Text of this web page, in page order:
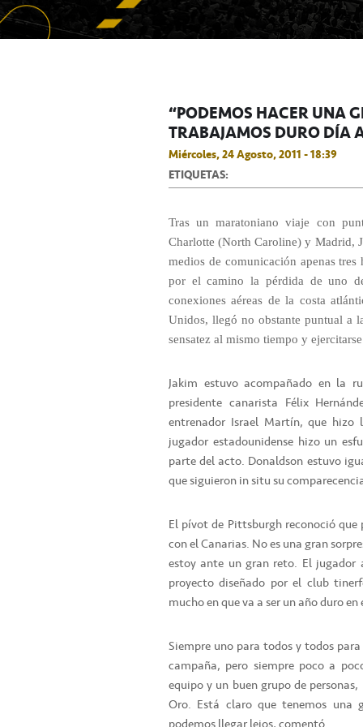
“PODEMOS HACER UNA
TRABAJAMOS DURO DÍA
Miércoles, 24 Agosto, 2011 - 18:39
ETIQUETAS:
Tras un maratoniano viaje con
Charlotte (North Caroline) y Madrid,
medios de comunicación apenas
por el camino la pérdida de uno
conexiones aéreas de la costa
Unidos, llegó no obstante puntual a
sensatez al mismo tiempo y
Jakim estuvo acompañado en la
presidente canarista Félix
entrenador Israel Martín, que hizo
jugador estadounidense hizo un
parte del acto. Donaldson estuvo
que siguieron in situ su
El pívot de Pittsburgh reconoció
con el Canarias. No es una gran
estoy ante un gran reto. El
proyecto diseñado por el club
mucho en que va a ser un año duro en
Siempre uno para todos y todos
campaña, pero siempre poco a
equipo y un buen grupo de
Oro. Está claro que tenemos